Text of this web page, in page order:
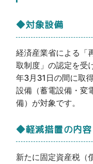
◆対象設備
経済産業省による「
取制度」の認定を受
年3月31日の間に取
設備（蓄電設備・変
備）が対象です。
◆軽減措置の内容
新たに固定資産税（